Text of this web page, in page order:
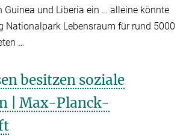
Guinea und Liberia ein … alleine könnte
Nationalpark Lebensraum für rund 5000
…
besitzen soziale
| Max-Planck-